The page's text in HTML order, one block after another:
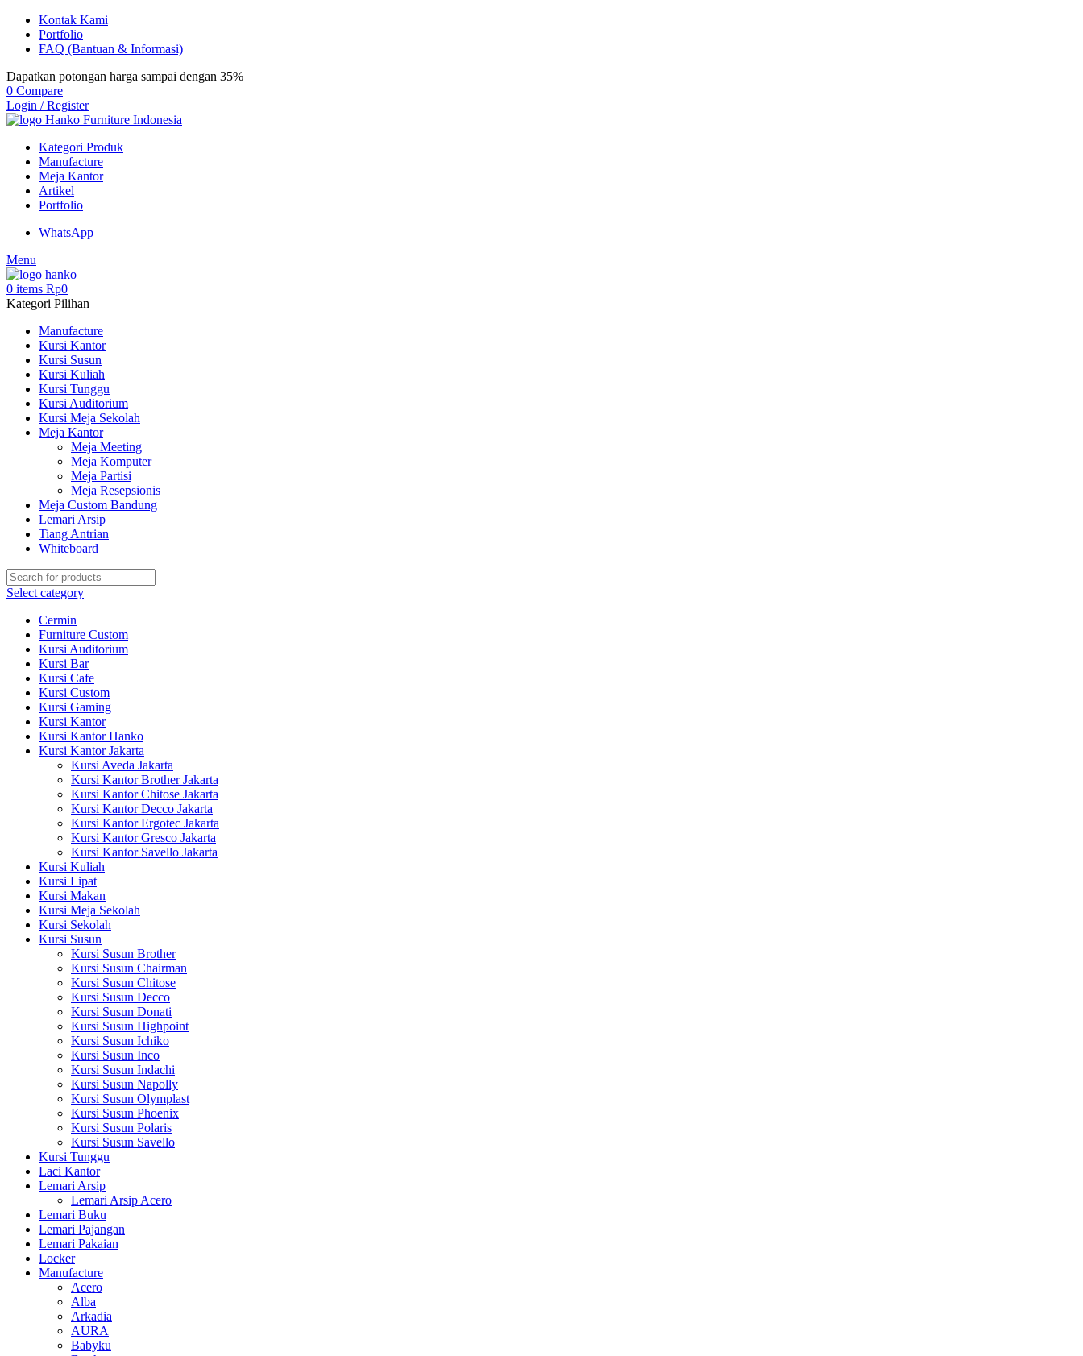
Kontak Kami
Portfolio
FAQ (Bantuan & Informasi)
Dapatkan potongan harga sampai dengan 35%
0 Compare
Login / Register
Kategori Produk
Manufacture
Meja Kantor
Artikel
Portfolio
WhatsApp
Menu
0 items Rp0
Kategori Pilihan
Manufacture
Kursi Kantor
Kursi Susun
Kursi Kuliah
Kursi Tunggu
Kursi Auditorium
Kursi Meja Sekolah
Meja Kantor
Meja Meeting
Meja Komputer
Meja Partisi
Meja Resepsionis
Meja Custom Bandung
Lemari Arsip
Tiang Antrian
Whiteboard
Select category
Cermin
Furniture Custom
Kursi Auditorium
Kursi Bar
Kursi Cafe
Kursi Custom
Kursi Gaming
Kursi Kantor
Kursi Kantor Hanko
Kursi Kantor Jakarta
Kursi Aveda Jakarta
Kursi Kantor Brother Jakarta
Kursi Kantor Chitose Jakarta
Kursi Kantor Decco Jakarta
Kursi Kantor Ergotec Jakarta
Kursi Kantor Gresco Jakarta
Kursi Kantor Savello Jakarta
Kursi Kuliah
Kursi Lipat
Kursi Makan
Kursi Meja Sekolah
Kursi Sekolah
Kursi Susun
Kursi Susun Brother
Kursi Susun Chairman
Kursi Susun Chitose
Kursi Susun Decco
Kursi Susun Donati
Kursi Susun Highpoint
Kursi Susun Ichiko
Kursi Susun Inco
Kursi Susun Indachi
Kursi Susun Napolly
Kursi Susun Olymplast
Kursi Susun Phoenix
Kursi Susun Polaris
Kursi Susun Savello
Kursi Tunggu
Laci Kantor
Lemari Arsip
Lemari Arsip Acero
Lemari Buku
Lemari Pajangan
Lemari Pakaian
Locker
Manufacture
Acero
Alba
Arkadia
AURA
Babyku